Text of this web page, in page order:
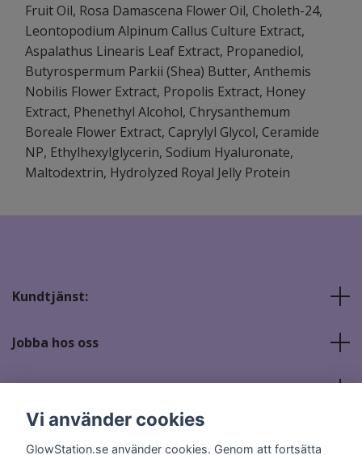
Fruit Oil, Rosa Damascena Flower Oil, Choleth-24,
Leontopodium Alpinum Callus Culture Extract,
Aspalathus Linearis Leaf Extract, Propanediol,
Butyrospermum Parkii (Shea) Butter, Anthemis
Nobilis Flower Extract, Propolis Extract, Honey
Extract, Phenethyl Alcohol, Chrysanthemum
Boreale Flower Extract, Caprylyl Glycol, Ceramide
NP, Ethylhexylglycerin, Sodium Hyaluronate,
Maltodextrin, Hydrolyzed Royal Jelly Protein
Kundtjänst:
Jobba hos oss
Sociala medier
Vi använder cookies
GlowStation.se använder cookies. Genom att fortsätta